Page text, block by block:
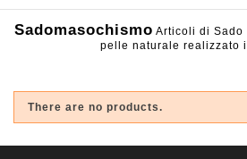
Sadomasochismo Articoli di Sado
pelle naturale realizzato
There are no products.